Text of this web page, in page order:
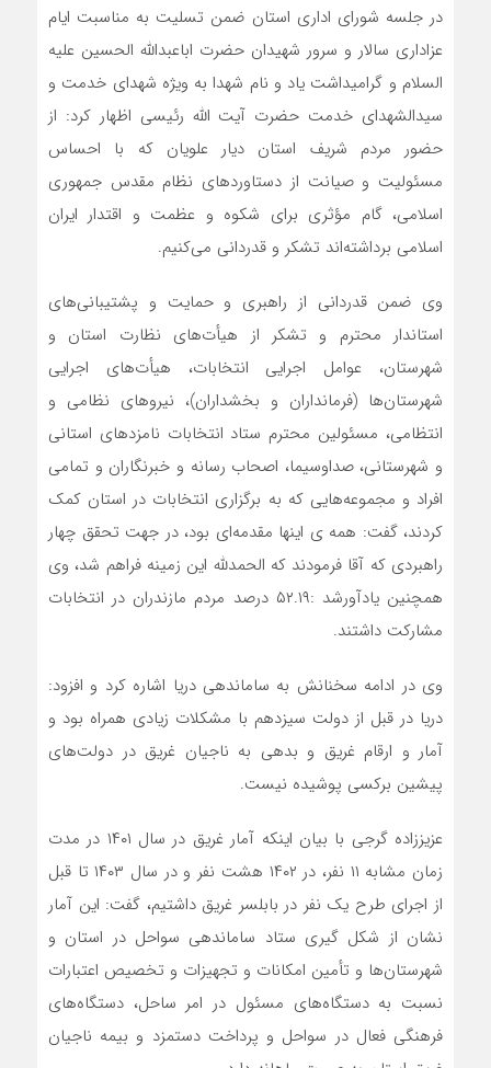
در جلسه شورای اداری استان ضمن تسلیت به مناسبت ایام
عزاداری سالار و سرور شهیدان حضرت اباعبدالله الحسین علیه
السلام و گرامیداشت یاد و نام شهدا به ویژه شهدای خدمت و
سیدالشهدای خدمت حضرت آیت الله رئیسی اظهار کرد: از
حضور مردم شریف استان دیار علویان که با احساس
مسئولیت و صیانت از دستاوردهای نظام مقدس جمهوری
اسلامی، گام مؤثری برای شکوه و عظمت و اقتدار ایران
اسلامی برداشته‌اند تشکر و قدردانی می‌کنیم.
وی ضمن قدردانی از راهبری و حمایت و پشتیبانی‌های
استاندار محترم و تشکر از هیأت‌های نظارت استان و
شهرستان، عوامل اجرایی انتخابات، هیأت‌های اجرایی
شهرستان‌ها (فرمانداران و بخشداران)، نیروهای نظامی و
انتظامی، مسئولین محترم ستاد انتخابات نامزدهای استانی
و شهرستانی، صداوسیما، اصحاب رسانه و خبرنگاران و تمامی
افراد و مجموعه‌هایی که به برگزاری انتخابات در استان کمک
کردند، گفت: همه ی اینها مقدمه‌ای بود، در جهت تحقق چهار
راهبردی که آقا فرمودند که الحمدلله این زمینه فراهم شد، وی
همچنین یادآورشد :۵۲.۱۹ درصد مردم مازندران در انتخابات
مشارکت داشتند.
وی در ادامه سخنانش به ساماندهی دریا اشاره کرد و افزود:
دریا در قبل از دولت سیزدهم با مشکلات زیادی همراه بود و
آمار و ارقام غریق و بدهی به ناجیان غریق در دولت‌های
پیشین برکسی پوشیده نیست.
عزیززاده گرجی با بیان اینکه آمار غریق در سال ۱۴۰۱ در مدت
زمان مشابه ۱۱ نفر، در ۱۴۰۲ هشت نفر و در سال ۱۴۰۳ تا قبل
از اجرای طرح یک نفر در بابلسر غریق داشتیم، گفت: این آمار
نشان از شکل گیری ستاد ساماندهی سواحل در استان و
شهرستان‌ها و تأمین امکانات و تجهیزات و تخصیص اعتبارات
نسبت به دستگاه‌های مسئول در امر ساحل، دستگاه‌های
فرهنگی فعال در سواحل و پرداخت دستمزد و بیمه ناجیان